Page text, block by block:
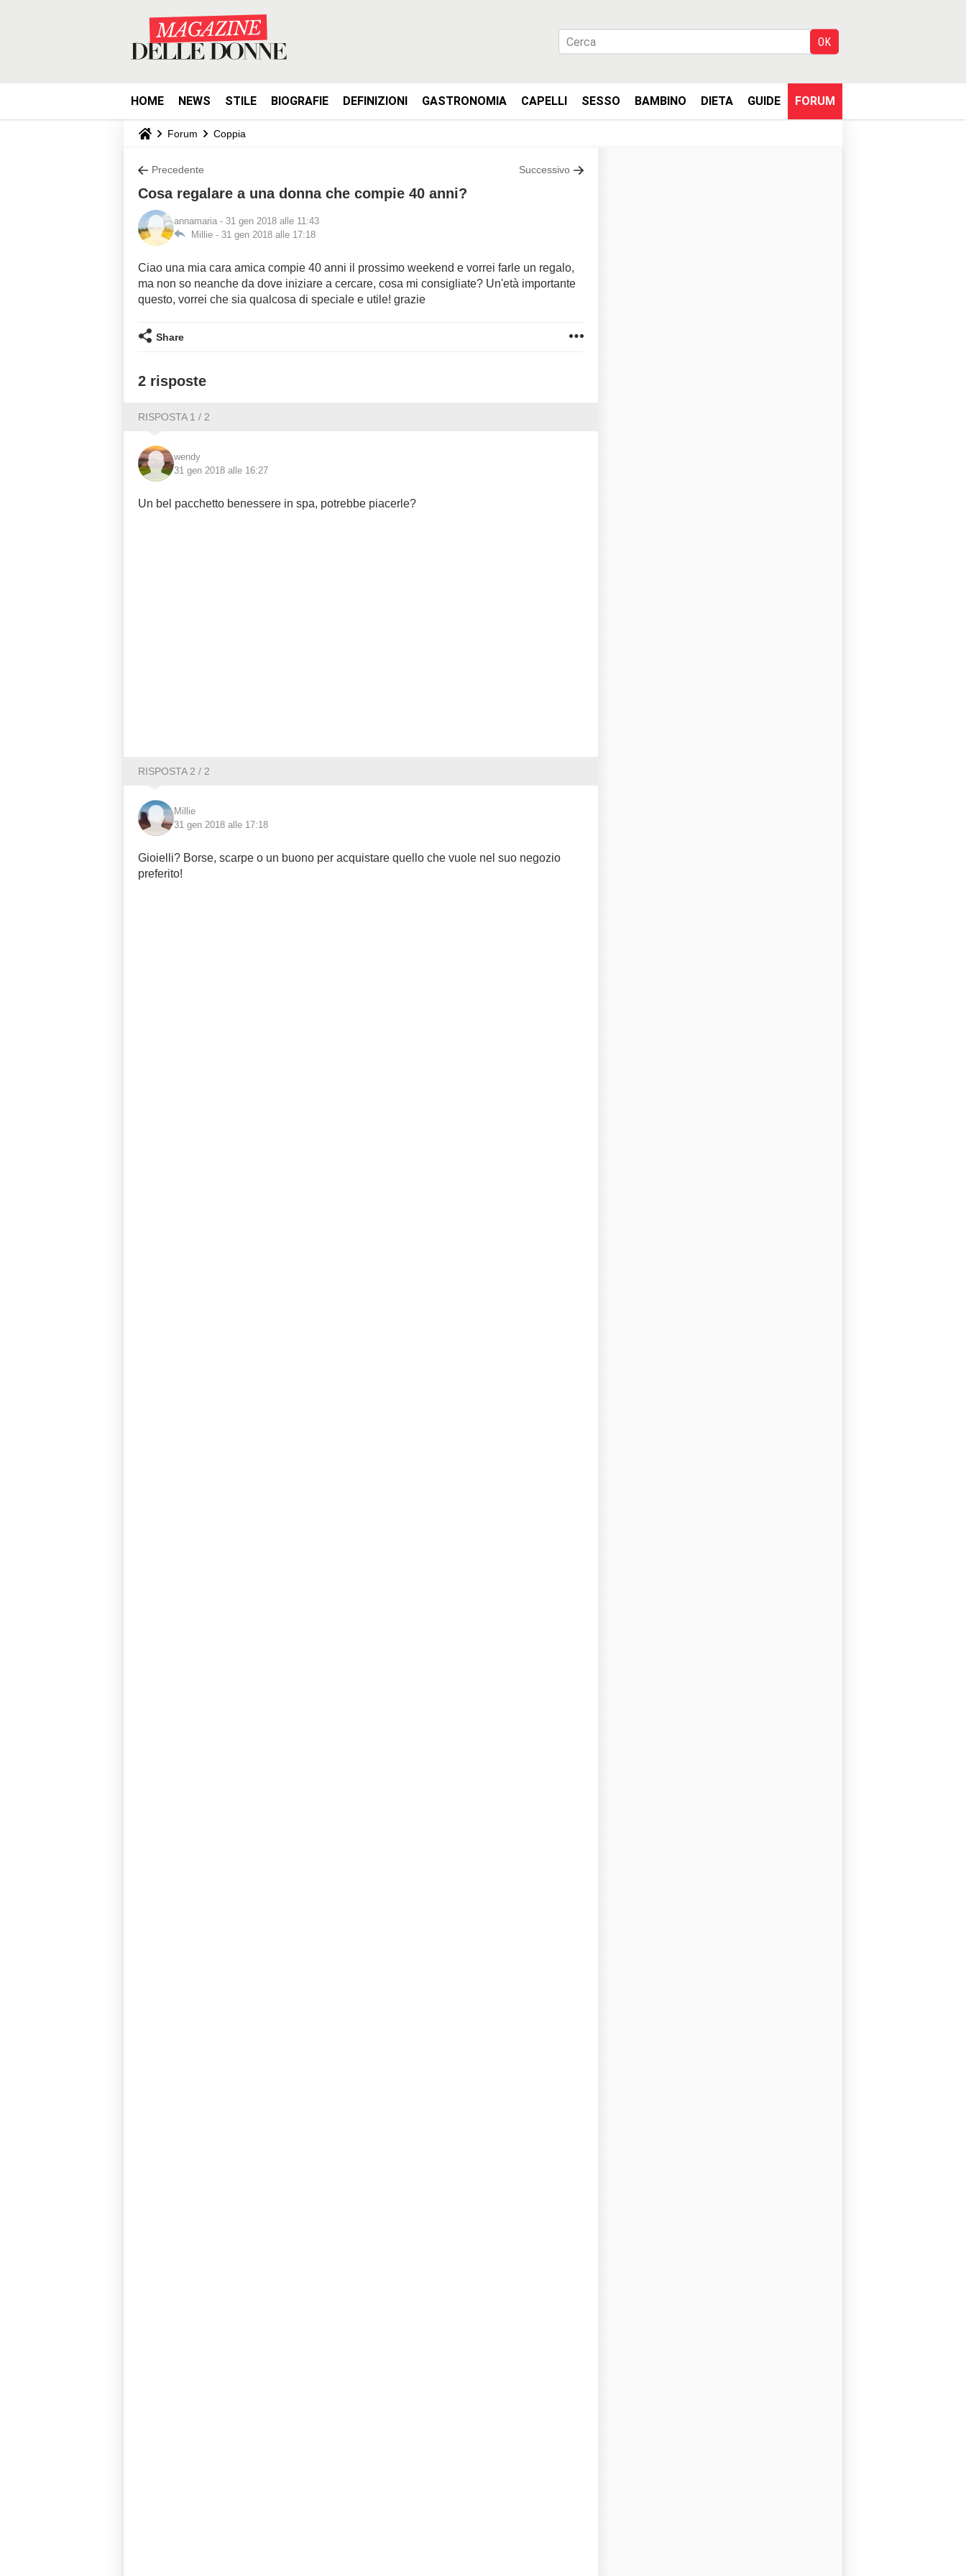
HOME NEWS STILE BIOGRAFIE DEFINIZIONI GASTRONOMIA CAPELLI SESSO BAMBINO DIETA GUIDE FORUM
Forum Coppia
Precedente Successivo
Cosa regalare a una donna che compie 40 anni?
annamaria - 31 gen 2018 alle 11:43
Millie - 31 gen 2018 alle 17:18
Ciao una mia cara amica compie 40 anni il prossimo weekend e vorrei farle un regalo,
ma non so neanche da dove iniziare a cercare, cosa mi consigliate? Un'età importante
questo, vorrei che sia qualcosa di speciale e utile! grazie
Share
2 risposte
RISPOSTA 1 / 2
wendy
31 gen 2018 alle 16:27
Un bel pacchetto benessere in spa, potrebbe piacerle?
RISPOSTA 2 / 2
Millie
31 gen 2018 alle 17:18
Gioielli? Borse, scarpe o un buono per acquistare quello che vuole nel suo negozio
preferito!